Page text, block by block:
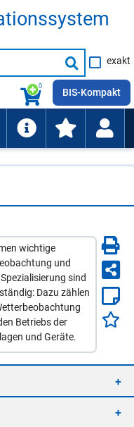
Suche
starten
exakt
0
BIS-Kompakt
wichtige
und
sind
Dazu zählen
Betriebs der
und Geräte.